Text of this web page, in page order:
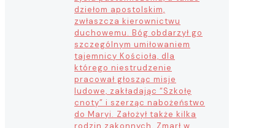
dziełom apostolskim,
zwłaszcza kierownictwu
duchowemu. Bóg obdarzył go
szczególnym umiłowaniem
tajemnicy Kościoła, dla
którego niestrudzenie
pracował głosząc misje
ludowe, zakładając “Szkołę
cnoty” i szerząc nabożeństwo
do Maryi. Założył także kilka
rodzin zakonnych. Zmarł w